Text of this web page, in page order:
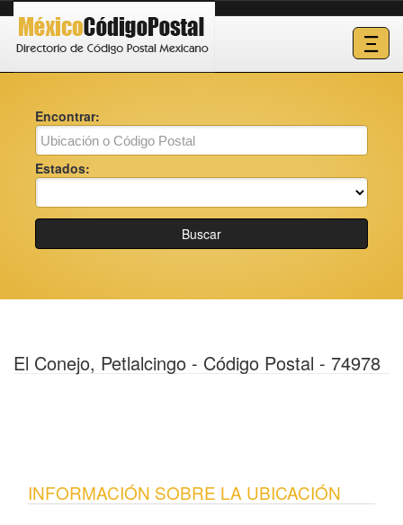
Ξ
Encontrar:
Estados:
Buscar
El Conejo, Petlalcingo - Código Postal - 74978
INFORMACIÓN SOBRE LA UBICACIÓN